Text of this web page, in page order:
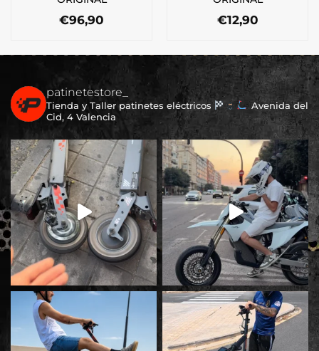
€96,90 €12,90
patinetestore_
Tienda y Taller patinetes eléctricos
Avenida del
Cid, 4 Valencia